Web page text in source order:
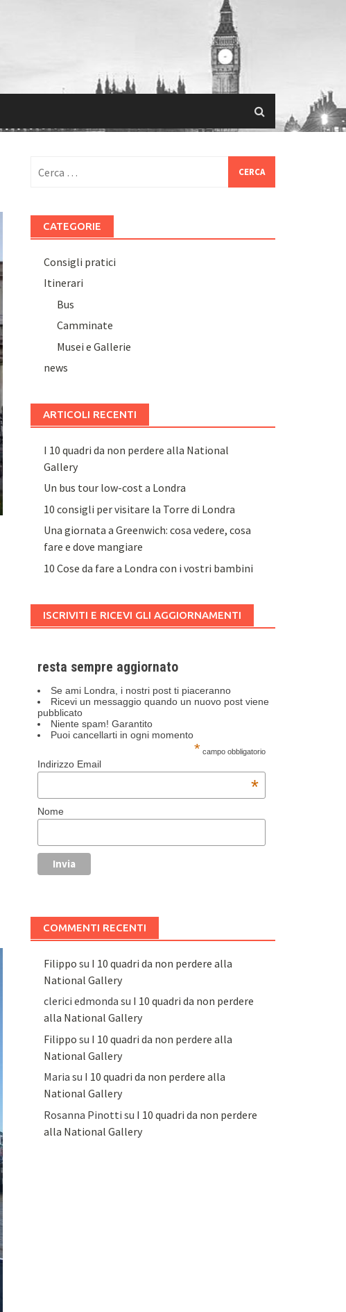
CATEGORIE
Consigli pratici
Itinerari
Bus
Camminate
Musei e Gallerie
news
ARTICOLI RECENTI
I 10 quadri da non perdere alla National
Gallery
Un bus tour low-cost a Londra
10 consigli per visitare la Torre di Londra
Una giornata a Greenwich: cosa vedere, cosa
fare e dove mangiare
10 Cose da fare a Londra con i vostri bambini
ISCRIVITI E RICEVI GLI AGGIORNAMENTI
resta sempre aggiornato
Se ami Londra, i nostri post ti piaceranno
Ricevi un messaggio quando un nuovo post viene
pubblicato
Niente spam! Garantito
Puoi cancellarti in ogni momento
* campo obbligatorio
Indirizzo Email
*
Nome
COMMENTI RECENTI
Filippo su I 10 quadri da non perdere alla
National Gallery
clerici edmonda su I 10 quadri da non perdere
alla National Gallery
Filippo su I 10 quadri da non perdere alla
National Gallery
Maria su I 10 quadri da non perdere alla
National Gallery
Rosanna Pinotti su I 10 quadri da non perdere
alla National Gallery